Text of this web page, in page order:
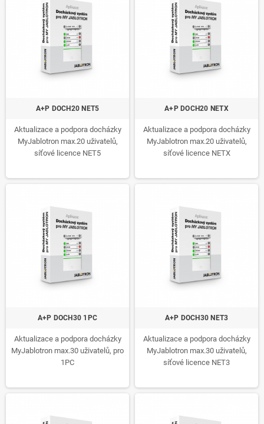
A+P DOCH20 NET5
Aktualizace a podpora docházky
MyJablotron max.20 uživatelů,
síťové licence NET5
A+P DOCH20 NETX
Aktualizace a podpora docházky
MyJablotron max.20 uživatelů,
síťové licence NETX
A+P DOCH30 1PC
Aktualizace a podpora docházky
MyJablotron max.30 uživatelů, pro
1PC
A+P DOCH30 NET3
Aktualizace a podpora docházky
MyJablotron max.30 uživatelů,
síťové licence NET3